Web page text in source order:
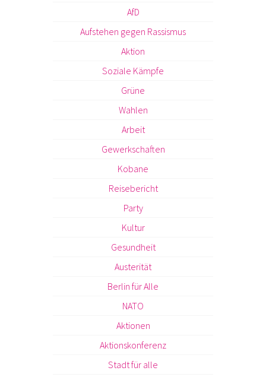
AfD
Aufstehen gegen Rassismus
Aktion
Soziale Kämpfe
Grüne
Wahlen
Arbeit
Gewerkschaften
Kobane
Reisebericht
Party
Kultur
Gesundheit
Austerität
Berlin für Alle
NATO
Aktionen
Aktionskonferenz
Stadt für alle